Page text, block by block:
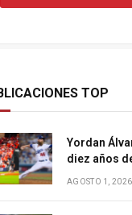
TOP
Yordan
diez años
AGOSTO 1, 2026